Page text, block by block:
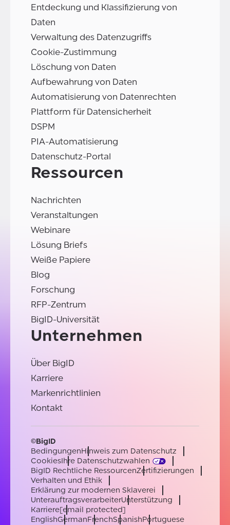
Entdeckung und Klassifizierung von
Daten
Verwaltung des Datenzugriffs
Cookie-Zustimmung
Löschung von Daten
Aufbewahrung von Daten
Automatisierung von Datenrechten
Plattform für Datensicherheit
DSPM
PIA-Automatisierung
Datenschutz-Portal
Ressourcen
Nachrichten
Veranstaltungen
Webinare
Lösung Briefs
Weiße Papiere
Blog
Forschung
RFP-Zentrum
BigID-Universität
Unternehmen
Über BigID
Karriere
Markenrichtlinien
Kontakt
©BigID
BedingungenHinweis zum Datenschutz
CookiesIhre Datenschutzwahlen
BigID Rechtliche RessourcenZertifizierungen
Verhalten und Ethik
Erklärung zur modernen Sklaverei
UnterauftragsverarbeiterUnterstützung
Karriere[email protected]
EnglishGermanFrenchSpanishPortuguese